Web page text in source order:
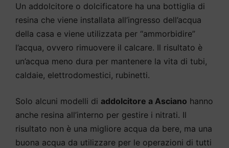
Un addolcitore o dolcificatore ha una bottiglia di
resina che viene installata all’ingresso dell’acqua
della casa e viene utilizzata per “ammorbidire”
l’acqua, ovvero rimuovere il calcare. Il risultato è
un’acqua meno dura per mantenere la vita di tubi,
caldaie, elettrodomestici, rubinetti.
Solo alcuni modelli di addolcitore a Asciano hanno
anche resina all’interno per gestire i nitrati. Il
risultato non è una migliore acqua da bere, ma una
buona acqua da utilizzare per le operazioni di tutti